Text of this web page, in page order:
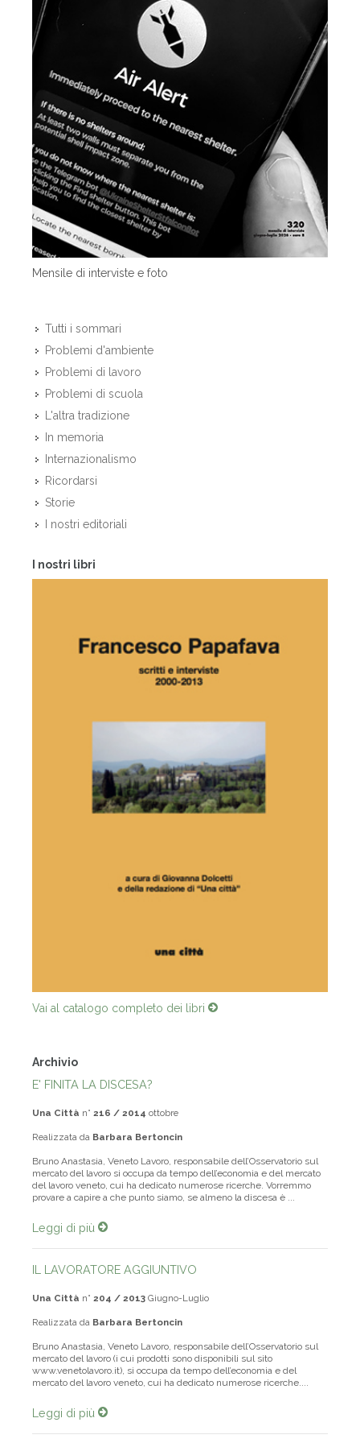
Mensile di interviste e foto
Tutti i sommari
Problemi d'ambiente
Problemi di lavoro
Problemi di scuola
L'altra tradizione
In memoria
Internazionalismo
Ricordarsi
Storie
I nostri editoriali
I nostri libri
Vai al catalogo completo dei libri
Archivio
E' FINITA LA DISCESA?
Una Città n° 216 / 2014 ottobre
Realizzata da Barbara Bertoncin
Bruno Anastasia, Veneto Lavoro, responsabile dell’Osservatorio sul
mercato del lavoro si occupa da tempo dell’economia e del mercato
del lavoro veneto, cui ha dedicato numerose ricerche. Vorremmo
provare a capire a che punto siamo, se almeno la discesa è ...
Leggi di più
IL LAVORATORE AGGIUNTIVO
Una Città n° 204 / 2013 Giugno-Luglio
Realizzata da Barbara Bertoncin
­­­­­Bruno Anastasia, Veneto Lavoro, responsabile dell’Osservatorio sul
mercato del lavoro (i cui prodotti sono disponibili sul sito
www.venetolavoro.it), si occupa da tempo dell’economia e del
mercato del lavoro veneto, cui ha dedicato numerose ricerche....
Leggi di più